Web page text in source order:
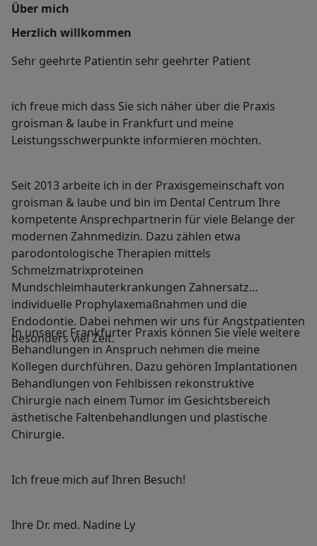
Über mich
Herzlich willkommen
Sehr geehrte Patientin sehr geehrter Patient
ich freue mich dass Sie sich näher über die Praxis
groisman & laube in Frankfurt und meine
Leistungsschwerpunkte informieren möchten.
Seit 2013 arbeite ich in der Praxisgemeinschaft von
groisman & laube und bin im Dental Centrum Ihre
kompetente Ansprechpartnerin für viele Belange der
modernen Zahnmedizin. Dazu zählen etwa
parodontologische Therapien mittels
Schmelzmatrixproteinen
Mundschleimhauterkrankungen Zahnersatz
individuelle Prophylaxemaßnahmen und die
Endodontie. Dabei nehmen wir uns für Angstpatienten
besonders viel Zeit.
In unserer Frankfurter Praxis können Sie viele weitere
Behandlungen in Anspruch nehmen die meine
Kollegen durchführen. Dazu gehören Implantationen
Behandlungen von Fehlbissen rekonstruktive
Chirurgie nach einem Tumor im Gesichtsbereich
ästhetische Faltenbehandlungen und plastische
Chirurgie.
Ich freue mich auf Ihren Besuch!
Ihre Dr. med. Nadine Ly